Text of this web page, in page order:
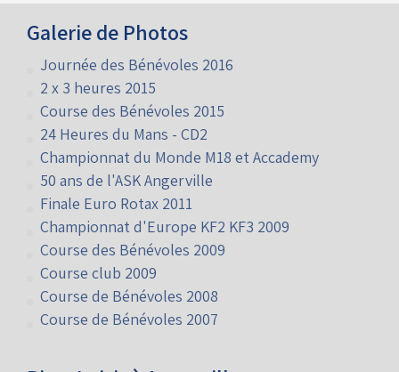
Galerie de Photos
Journée des Bénévoles 2016
2 x 3 heures 2015
Course des Bénévoles 2015
24 Heures du Mans - CD2
Championnat du Monde M18 et Accademy
50 ans de l'ASK Angerville
Finale Euro Rotax 2011
Championnat d'Europe KF2 KF3 2009
Course des Bénévoles 2009
Course club 2009
Course de Bénévoles 2008
Course de Bénévoles 2007